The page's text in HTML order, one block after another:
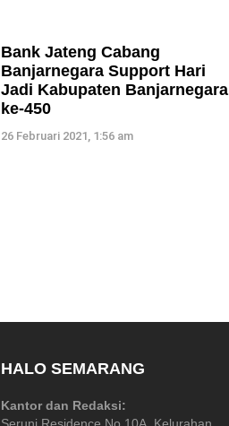
Bank Jateng Cabang
Banjarnegara Support Hari
Jadi Kabupaten Banjarnegara
ke-450
26 Februari 2021, 1:56 am
HALO SEMARANG
Kantor dan Redaksi: